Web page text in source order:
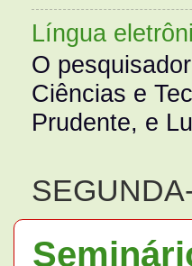
Língua
O
Ciências e
Prudente, e